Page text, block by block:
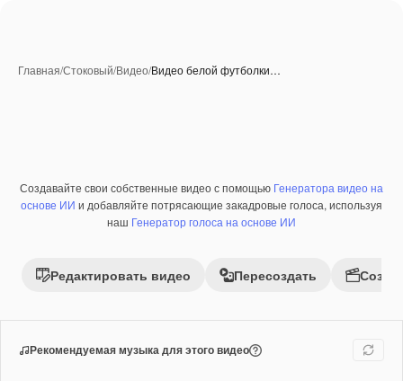
Главная/Стоковый/Видео/Видео белой футболки…
ПремиумСозданные при помощи ИИ
Создавайте свои собственные видео с помощью Генератора видео на
основе ИИ и добавляйте потрясающие закадровые голоса, используя
наш Генератор голоса на основе ИИ
Редактировать видео Пересоздать
Рекомендуемая музыка для этого видео